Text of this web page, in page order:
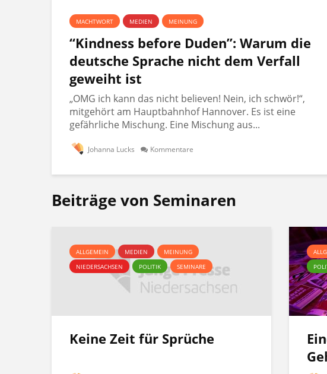
MACHTWORT MEDIEN MEINUNG
“Kindness before Duden”: Warum die
deutsche Sprache nicht dem Verfall
geweiht ist
„OMG ich kann das nicht believen! Nein, ich schwör!“,
mitgehört am Hauptbahnhof Hannover. Es ist eine
gefährliche Mischung. Eine Mischung aus...
Johanna Lucks Kommentare
Beiträge von Seminaren
ALLGEMEIN MEDIEN
MEINUNG
NIEDERSACHSEN
POLITIK SEMINARE
Keine Zeit für Sprüche